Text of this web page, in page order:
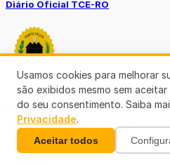
Diário Oficial TCE-RO
Diário Prefeitura de Porto Velho
Usamos cookies para melhorar
são exibidos mesmo sem
do seu consentimento. Saiba
Privacidade.
Aceitar todos